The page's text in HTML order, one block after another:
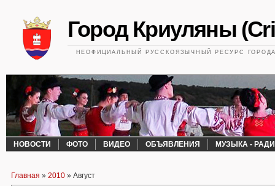
Город Криуляны
НЕОФИЦИАЛЬНЫЙ РУССКОЯЗЫЧНЫЙ РЕСУРС
НОВОСТИ ФОТО ВИДЕО ОБЪЯВЛЕНИЯ МУЗЫКА -
Главная » 2010 » Август